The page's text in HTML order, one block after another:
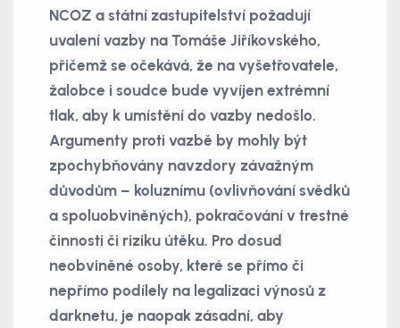
NCOZ a státní zastupitelství požadují
uvalení vazby na Tomáše Jiříkovského,
přičemž se očekává, že na vyšetřovatele,
žalobce i soudce bude vyvíjen extrémní
tlak, aby k umístění do vazby nedošlo.
Argumenty proti vazbě by mohly být
zpochybňovány navzdory závažným
důvodům – koluznímu (ovlivňování svědků
a spoluobviněných), pokračování v trestné
činnosti či riziku útěku. Pro dosud
neobviněné osoby, které se přímo či
nepřímo podílely na legalizaci výnosů z
darknetu, je naopak zásadní, aby